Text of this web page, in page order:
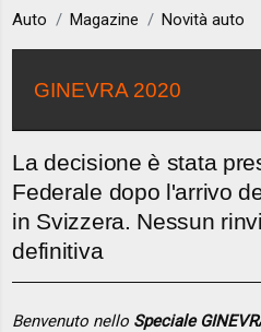
Auto Magazine Novità auto
GINEVRA 2020
La decisione è stata
Federale dopo l'arrivo
in Svizzera. Nessun
definitiva
Benvenuto nello Speciale